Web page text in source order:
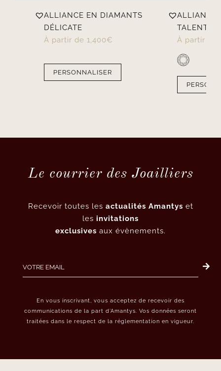
ALLIANCE EN DIAMANTS
DÉLICATE
À partir de 1,400€
PERSONNALISER
ALLIANCE
À partir de
Le courrier des Joailliers
Recevoir toutes les actualités Amantys et
les invitations
exclusives aux évènements.
En vous inscrivant, vous acceptez de recevoir des
communications de la part d’Amantys. Vos données seront
traitées dans le respect de la réglementation en vigueur.